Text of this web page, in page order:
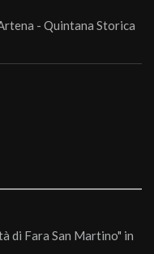
- Quintana Storica
di Fara San Martino" in